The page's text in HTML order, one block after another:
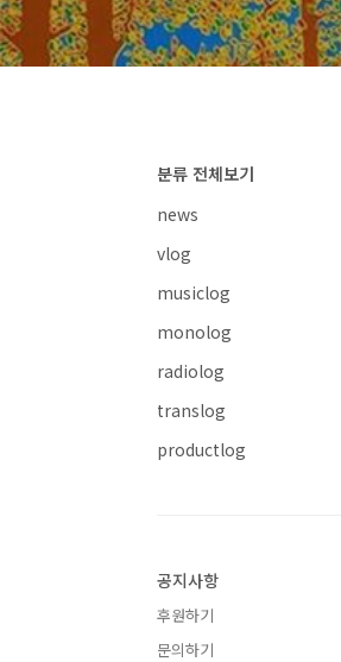
분류 전체보기
news
vlog
musiclog
monolog
radiolog
translog
productlog
공지사항
후원하기
문의하기